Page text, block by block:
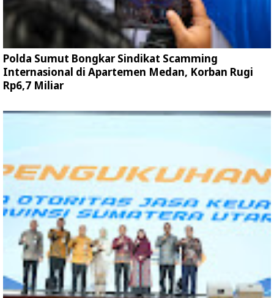
Polda Sumut Bongkar Sindikat Scamming
Internasional di Apartemen Medan, Korban Rugi
Rp6,7 Miliar